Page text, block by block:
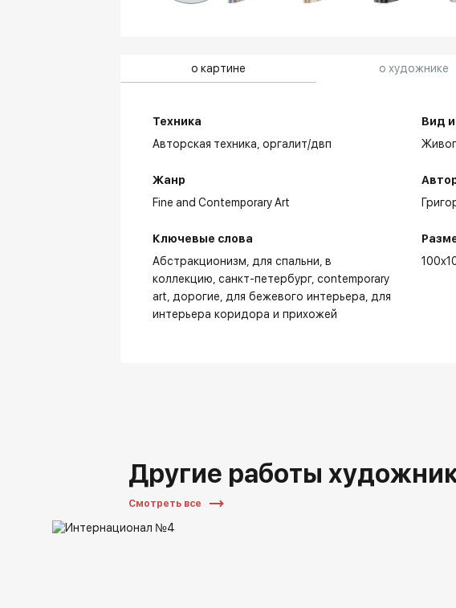
о картине о художнике
Техника
Авторская техника,оргалит/двп
Жанр
Fine and Contemporary Art
Ключевые слова
Абстракционизм для спальни в
коллекцию санкт-петербург contemporary
art дорогие для бежевого интерьера для
интерьера коридора и прихожей
Вид
Другие работы
Смотреть все